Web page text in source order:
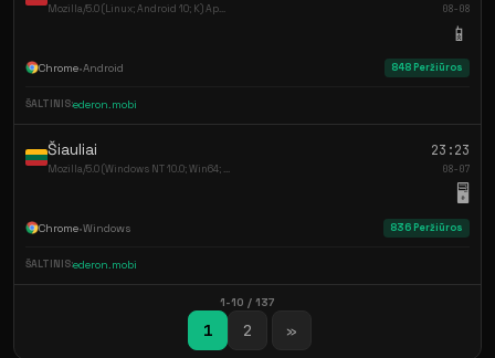
Mozilla/5.0 (Linux; Android 10; K) Ap... 08-08
📱
Chrome•Android 848 Peržiūros
ŠALTINIS:ederon.mobi
Šiauliai
Mozilla/5.0 (Windows NT 10.0; Win64; ...
23:23
08-07
🖥️
Chrome•Windows 836 Peržiūros
ŠALTINIS:ederon.mobi
1-10 / 137
1 2 »